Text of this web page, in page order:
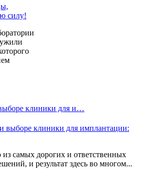
клиники для и…
самых дорогих и ответственных
и результат здесь во многом...